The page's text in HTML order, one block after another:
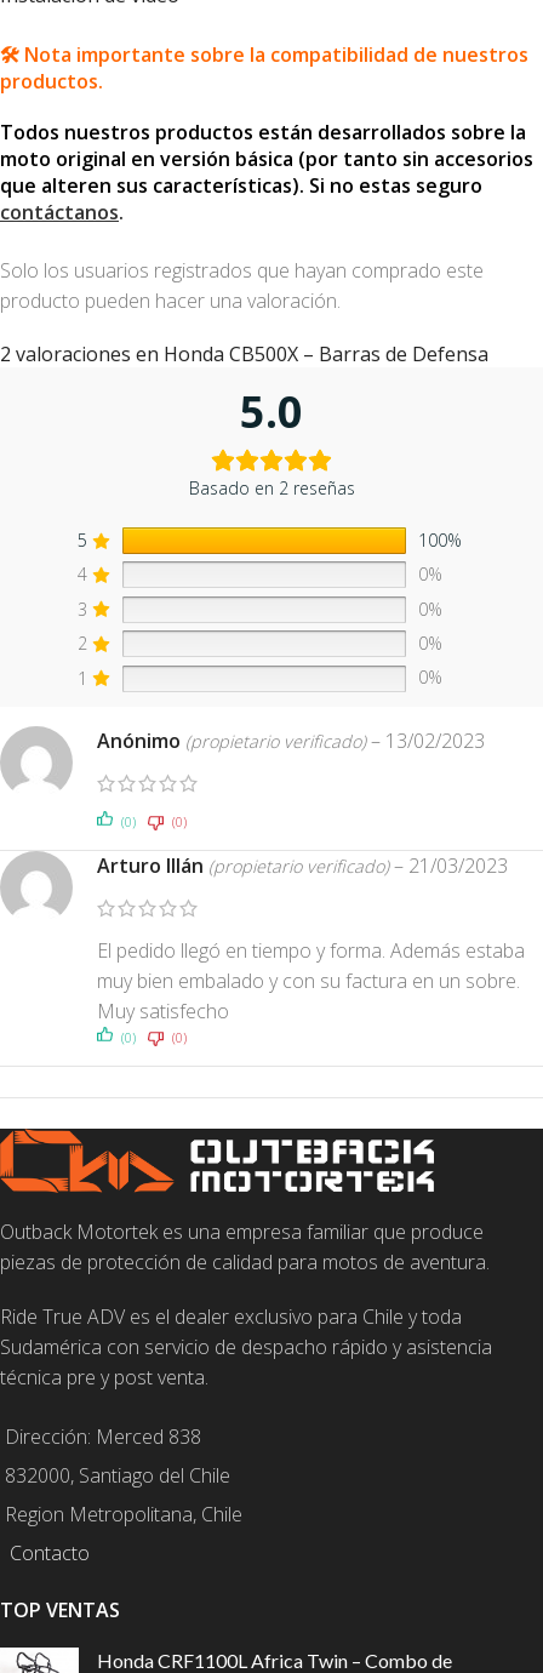
🛠️ Nota importante sobre la compatibilidad de nuestros
productos.
Todos nuestros productos están desarrollados sobre la
moto original en versión básica (por tanto sin accesorios
que alteren sus características). Si no estas seguro
contáctanos.
2 valoraciones en Honda CB500X – Barras de Defensa
5.0
Basado en 2 reseñas
5
100%
4
0%
3
0%
2
0%
1
0%
Anónimo (propietario verificado) – 13/02/2023
(0) (0)
Arturo Illán (propietario verificado) – 21/03/2023
El pedido llegó en tiempo y forma. Además estaba
muy bien embalado y con su factura en un sobre.
Muy satisfecho
(0) (0)
Solo los usuarios registrados que hayan comprado este
producto pueden hacer una valoración.
Outback Motortek es una empresa familiar que produce
piezas de protección de calidad para motos de aventura.
Ride True ADV es el dealer exclusivo para Chile y toda
Sudamérica con servicio de despacho rápido y asistencia
técnica pre y post venta.
Dirección: Merced 838
832000, Santiago del Chile
Region Metropolitana, Chile
Contacto
TOP VENTAS
Honda CRF1100L Africa Twin – Combo de